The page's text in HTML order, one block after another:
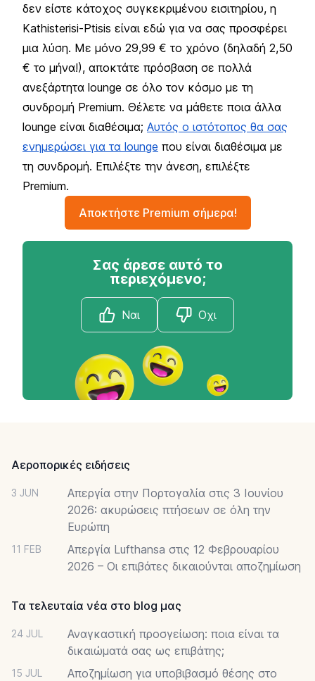
δεν είστε κάτοχος συγκεκριμένου εισιτηρίου, η
Kathisterisi-Ptisis είναι εδώ για να σας προσφέρει
μια λύση. Με μόνο 29,99 € το χρόνο (δηλαδή 2,50
€ το μήνα!), αποκτάτε πρόσβαση σε πολλά
ανεξάρτητα lounge σε όλο τον κόσμο με τη
συνδρομή Premium. Θέλετε να μάθετε ποια άλλα
lounge είναι διαθέσιμα; Αυτός ο ιστότοπος θα σας
ενημερώσει για τα lounge που είναι διαθέσιμα με
τη συνδρομή. Επιλέξτε την άνεση, επιλέξτε
Premium.
Αποκτήστε Premium σήμερα!
Σας άρεσε αυτό το
περιεχόμενο;
Ναι Οχι
Αεροπορικές ειδήσεις
3 JUN
Απεργία στην Πορτογαλία στις 3 Ιουνίου
2026: ακυρώσεις πτήσεων σε όλη την
Ευρώπη
11 FEB
Απεργία Lufthansa στις 12 Φεβρουαρίου
2026 – Οι επιβάτες δικαιούνται αποζημίωση
Τα τελευταία νέα στο blog μας
24 JUL
Αναγκαστική προσγείωση: ποια είναι τα
δικαιώματά σας ως επιβάτης;
15 JUL
Αποζημίωση για υποβιβασμό θέσης στο